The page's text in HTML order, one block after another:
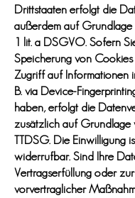
Drittstaaten erfolgt die
außerdem auf Grundlage
1 lit. a DSGVO. Sofern
Speicherung von
Zugriff auf Informationen
B. via Device-
haben, erfolgt die
zusätzlich auf Grundlage
TTDSG. Die Einwilligung
widerrufbar. Sind Ihre
Vertragserfüllung oder
vorvertraglicher